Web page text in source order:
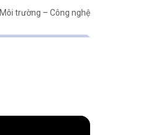
Môi trường – Công nghệ